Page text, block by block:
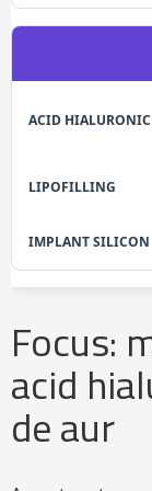
Focus:
acid
de aur